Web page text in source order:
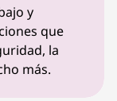
y
que
la
más.